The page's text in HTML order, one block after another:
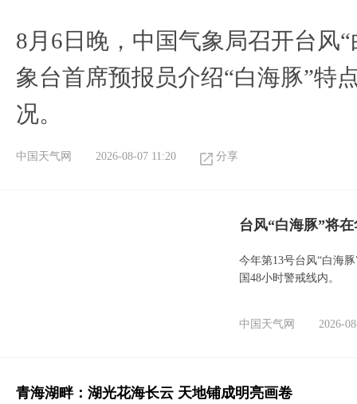
8月6日晚，中国气象局召开台风
象台首席预报员介绍“白海豚”特
况。
中国天气网 2026-08-07 11:20 分享
台风“白海豚”将
今年第13号台风“白海
国48小时警戒线内。
中国天气网 2026-
青海湖畔：湖光花海长云 天地铺成明亮画卷